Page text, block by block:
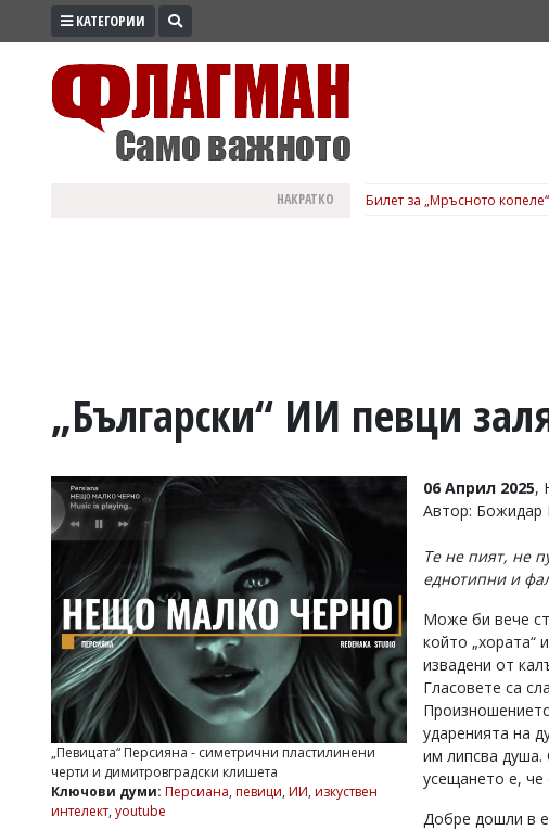
ПРОМО
ВОЙНАТА
УКРАЙНА
СПОРТ
БИЗНЕС
Управители:
Веселин
Василев,
v.vasilev@flagman.bg
Касабова,
k.kassabova@flagman.bg
КАТЕГОРИИ
НАКРАТКО Билет за „Мръсното
„Български“ ИИ певци
„Певицата“ Персияна - симетрични пластилинени
черти и димитровградски клишета
Ключови думи: Персиана, певици, ИИ, изкуствен
интелект, youtube
06 Април 2025,
Автор: Божидар
Те не пият, не
еднотипни и
Може би вече
който „хората“
извадени от
Гласовете са
ударенията на
им липсва душа.
усещането е,
Добре дошли в